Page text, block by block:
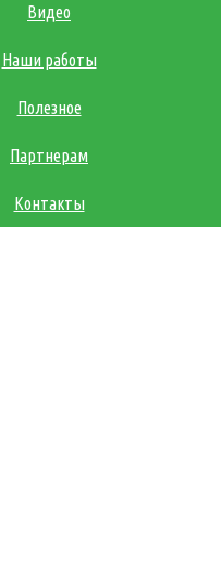
Видео
Наши работы
Полезное
Партнерам
Контакты